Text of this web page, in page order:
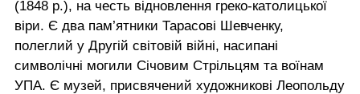
(1848 р.), на честь відновлення греко-католицької
віри. Є два пам’ятники Тарасові Шевченку,
полеглий у Другій світовій війні, насипані
символічні могили Січовим Стрільцям та воїнам
УПА. Є музей, присвячений художникові Леопольду